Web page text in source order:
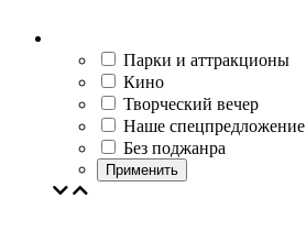
Парки и аттракционы
Кино
Творческий вечер
Наше спецпредложение
Без поджанра
Применить